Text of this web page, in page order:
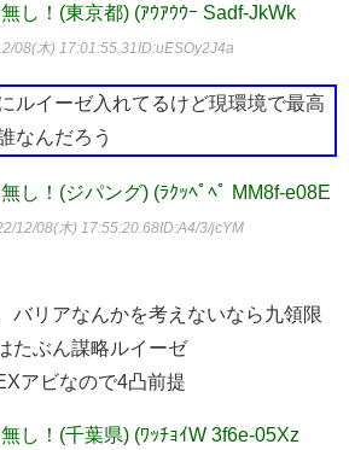
し！(東京都) (ｱｳｱｳｳｰ Sadf-JkWk
08(木) 17:01:55.31ID:uESOy2J4a
ルイーゼ入れてるけど現環境で最高
なんだろう
し！(ジパング) (ﾗｸｯﾍﾟﾍﾟ MM8f-e08E
12/08(木) 17:55:20.68ID:A4/3/jcYM
バリアなんかを考えないなら九領限
たぶん謀略ルイーゼ
アビなので4凸前提
し！(千葉県) (ﾜｯﾁｮｲW 3f6e-05Xz